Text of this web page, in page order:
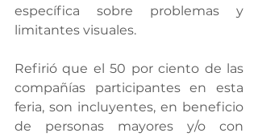
específica sobre problemas y
limitantes visuales.
Refirió que el 50 por ciento de las
compañías participantes en esta
feria, son incluyentes, en beneficio
de personas mayores y/o con